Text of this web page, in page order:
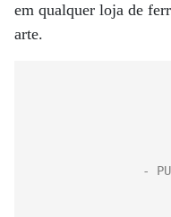
em qualquer loja de
arte.